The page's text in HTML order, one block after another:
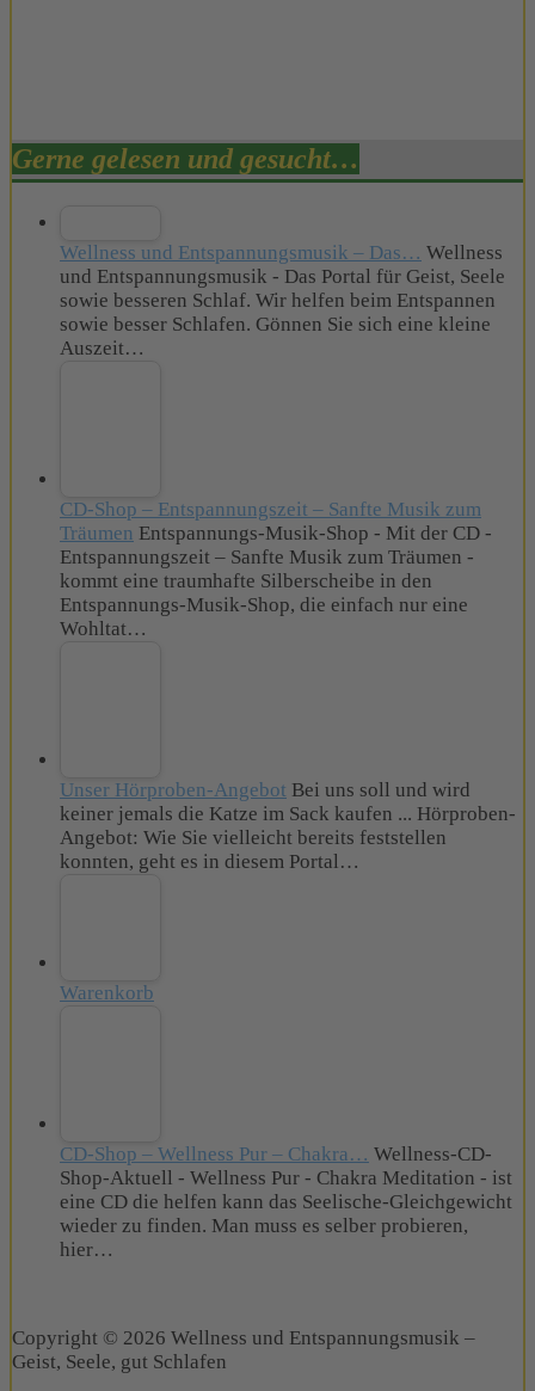
Gerne gelesen und gesucht…
Wellness und Entspannungsmusik – Das… Wellness
und Entspannungsmusik - Das Portal für Geist, Seele
sowie besseren Schlaf. Wir helfen beim Entspannen
sowie besser Schlafen. Gönnen Sie sich eine kleine
Auszeit…
CD-Shop – Entspannungszeit – Sanfte Musik zum
Träumen Entspannungs-Musik-Shop - Mit der CD -
Entspannungszeit – Sanfte Musik zum Träumen -
kommt eine traumhafte Silberscheibe in den
Entspannungs-Musik-Shop, die einfach nur eine
Wohltat…
Unser Hörproben-Angebot Bei uns soll und wird
keiner jemals die Katze im Sack kaufen ... Hörproben-
Angebot: Wie Sie vielleicht bereits feststellen
konnten, geht es in diesem Portal…
Warenkorb
CD-Shop – Wellness Pur – Chakra… Wellness-CD-
Shop-Aktuell - Wellness Pur - Chakra Meditation - ist
eine CD die helfen kann das Seelische-Gleichgewicht
wieder zu finden. Man muss es selber probieren,
hier…
Copyright © 2026 Wellness und Entspannungsmusik –
Geist, Seele, gut Schlafen